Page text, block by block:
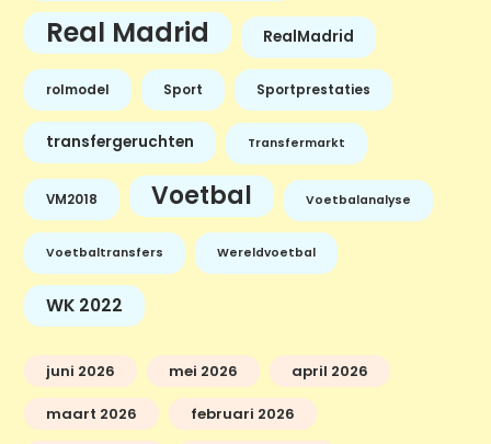
Real Madrid RealMadrid
rolmodel Sport Sportprestaties
transfergeruchten Transfermarkt
VM2018 Voetbal Voetbalanalyse
Voetbaltransfers Wereldvoetbal
WK 2022
juni 2026 mei 2026 april 2026
maart 2026 februari 2026